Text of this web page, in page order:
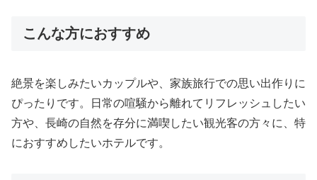
こんな方におすすめ
絶景を楽しみたいカップルや、家族旅行での思い出作りに
ぴったりです。日常の喧騒から離れてリフレッシュしたい
方や、長崎の自然を存分に満喫したい観光客の方々に、特
におすすめしたいホテルです。